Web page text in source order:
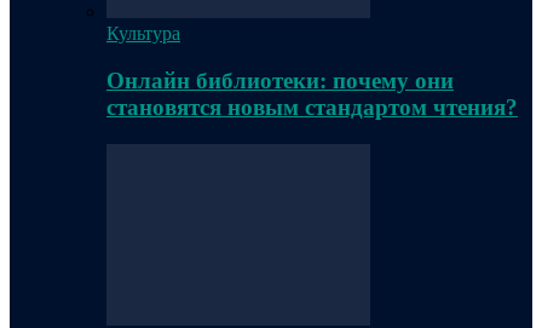
Культура
Онлайн библиотеки: почему они
становятся новым стандартом чтения?